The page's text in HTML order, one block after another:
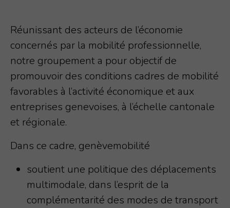
Réunissant des acteurs de l’économie
concernés par la mobilité professionnelle,
notre groupement a pour objectif de
promouvoir des conditions cadres de mobilité
favorables à l’activité économique et aux
entreprises genevoises, à l’échelle cantonale
et régionale.
Dans ce cadre, genèvemobilité
soutient une politique des déplacements
multimodale, dans l’esprit de la
complémentarité des modes de transport